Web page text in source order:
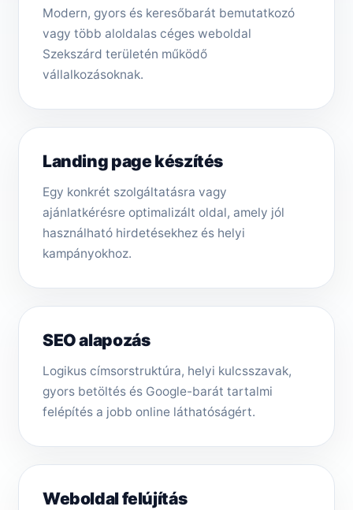
Modern, gyors és keresőbarát bemutatkozó
vagy több aloldalas céges weboldal
Szekszárd területén működő
vállalkozásoknak.
Landing page készítés
Egy konkrét szolgáltatásra vagy
ajánlatkérésre optimalizált oldal, amely jól
használható hirdetésekhez és helyi
kampányokhoz.
SEO alapozás
Logikus címsorstruktúra, helyi kulcsszavak,
gyors betöltés és Google-barát tartalmi
felépítés a jobb online láthatóságért.
Weboldal felújítás